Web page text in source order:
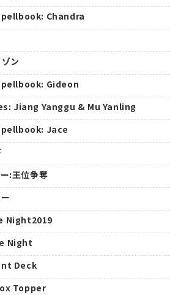
Chandra
ン
Gideon
Jiang Yanggu & Mu Yanling
Jace
:王位争奪
Night2019
Night
Deck
Topper